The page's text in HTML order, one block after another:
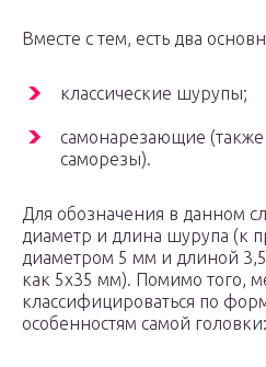
Вместе с тем, есть два
классические шурупы;
самонарезающие (также
саморезы).
Для обозначения в данном
диаметр и длина шурупа (к
диаметром 5 мм и длиной 3,5
как 5х35 мм). Помимо того,
классифицироваться по
особенностям самой головки: